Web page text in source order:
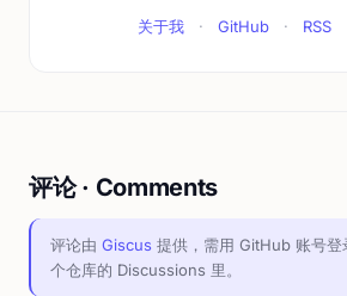
关于我 · GitHub · RSS
评论 · Comments
评论由 Giscus 提供，需用 GitHub 账号登
个仓库的 Discussions 里。